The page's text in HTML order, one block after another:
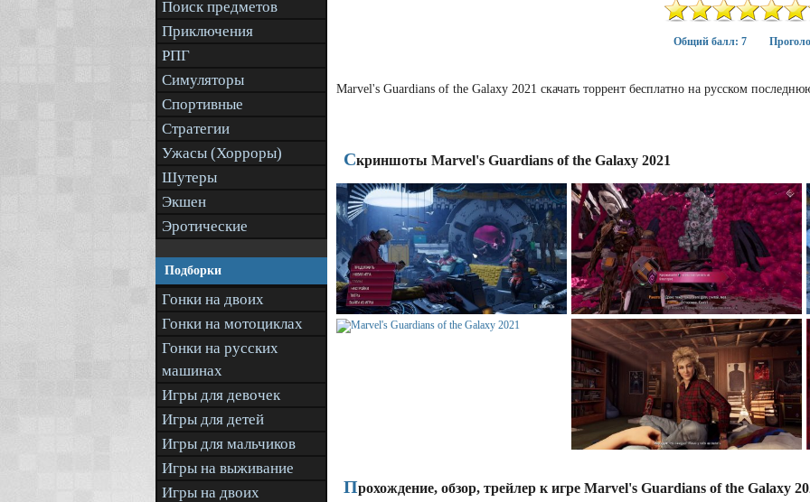
Поиск предметов
Приключения
РПГ
Симуляторы
Спортивные
Стратегии
Ужасы (Хорроры)
Шутеры
Экшен
Эротические
Подборки
Гонки на двоих
Гонки на мотоциклах
Гонки на русских
машинах
Игры для девочек
Игры для детей
Игры для мальчиков
Игры на выживание
Игры на двоих
Общий балл: 7
Marvel's Guardians of the Galaxy 2021 скачать торрент бесплатно на русском
Скриншоты Marvel's Guardians of the Galaxy 2021
Прохождение, обзор, трейлер к игре Marvel's Guardians of the Galaxy